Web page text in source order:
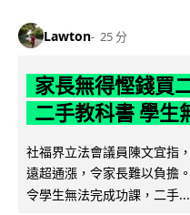
Lawton 25 分
家長無得慳錢買
二手教科書 學生
社福界立法會議員陳文宜指
遠超通漲，令家長難以負擔
令學生無法完成功課，二手...